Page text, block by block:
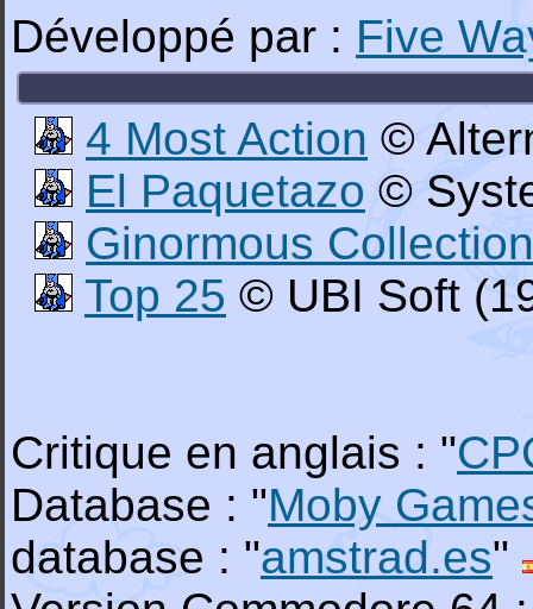
Développé par : Five
4 Most Action ©
El Paquetazo ©
Ginormous Collection
Top 25 © UBI Soft
Critique en anglais : "
Database : "Moby
database : "amstrad.es"